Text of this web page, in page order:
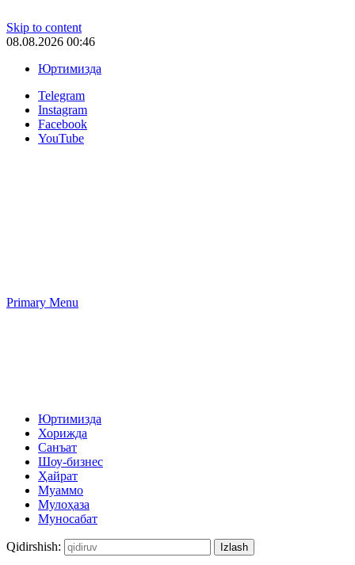
Skip to content
08.08.2026 00:46
Юртимизда
Telegram
Instagram
Facebook
YouTube
Primary Menu
Юртимизда
Хорижда
Санъат
Шоу-бизнес
Ҳайрат
Муаммо
Мулоҳаза
Муносабат
Qidirshish: